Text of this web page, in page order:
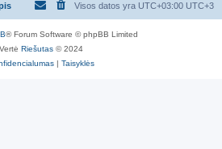
Visos datos yra UTC+03:00 UTC+3
® Forum Software © phpBB Limited
Vertė Riešutas © 2024
| Taisyklės